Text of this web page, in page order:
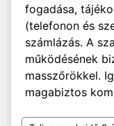
fogadása,
(telefonon és
számlázás. A
működésének
masszőrökkel.
magabiztos